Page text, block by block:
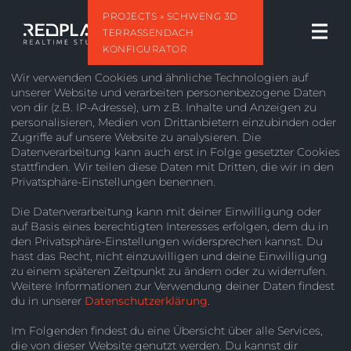
PROJECTS » SCHWENG 3D
TERRASSENDACH
KONFIGURATOR
TERRASSENDACH 3D
KONFIGURATOR
E-COMMERCE KONFIGURATOR WEBGL RESPONSIVE
Die Firma Schweng aus Butzbach gehört mit einem
breiten Produktportfolio von Vordächern,
Terrassenüberdachungen, Carports, Sommergärten
und Markisen zu den führenden Unternehmen im
Wir verwenden Cookies und ähnliche Technologien auf
unserer Website und verarbeiten personenbezogene Daten
von dir (z.B. IP-Adresse), um z.B. Inhalte und Anzeigen zu
personalisieren, Medien von Drittanbietern einzubinden oder
Zugriffe auf unsere Website zu analysieren. Die
Datenverarbeitung kann auch erst in Folge gesetzter Cookies
stattfinden. Wir teilen diese Daten mit Dritten, die wir in den
Privatsphäre-Einstellungen benennen.
Die Datenverarbeitung kann mit deiner Einwilligung oder
auf Basis eines berechtigten Interesses erfolgen, dem du in
den Privatsphäre-Einstellungen widersprechen kannst. Du
hast das Recht, nicht einzuwilligen und deine Einwilligung
zu einem späteren Zeitpunkt zu ändern oder zu widerrufen.
Weitere Informationen zur Verwendung deiner Daten findest
du in unserer Datenschutzerklärung.
Im Folgenden findest du eine Übersicht über alle Services,
die von dieser Website genutzt werden. Du kannst dir